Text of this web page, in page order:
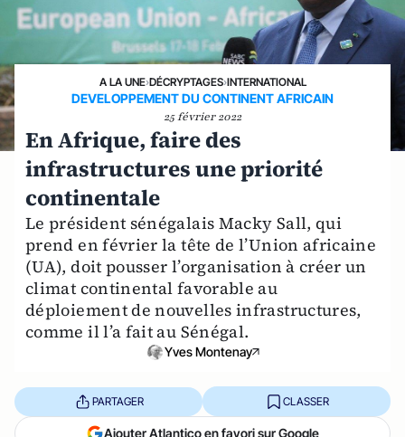
A LA UNE›DÉCRYPTAGES›INTERNATIONAL
DEVELOPPEMENT DU CONTINENT AFRICAIN
25 février 2022
En Afrique, faire des
infrastructures une priorité
continentale
Le président sénégalais Macky Sall, qui
prend en février la tête de l’Union africaine
(UA), doit pousser l’organisation à créer un
climat continental favorable au
déploiement de nouvelles infrastructures,
comme il l’a fait au Sénégal.
Yves Montenay
PARTAGER CLASSER
Ajouter Atlantico en favori sur Google